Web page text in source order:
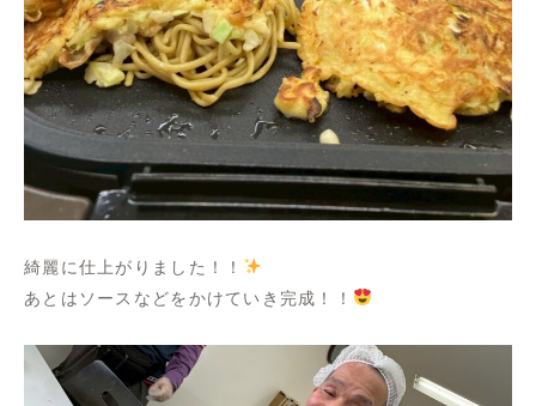
綺麗に仕上がりました！！
あとはソースなどをかけていき完成！！